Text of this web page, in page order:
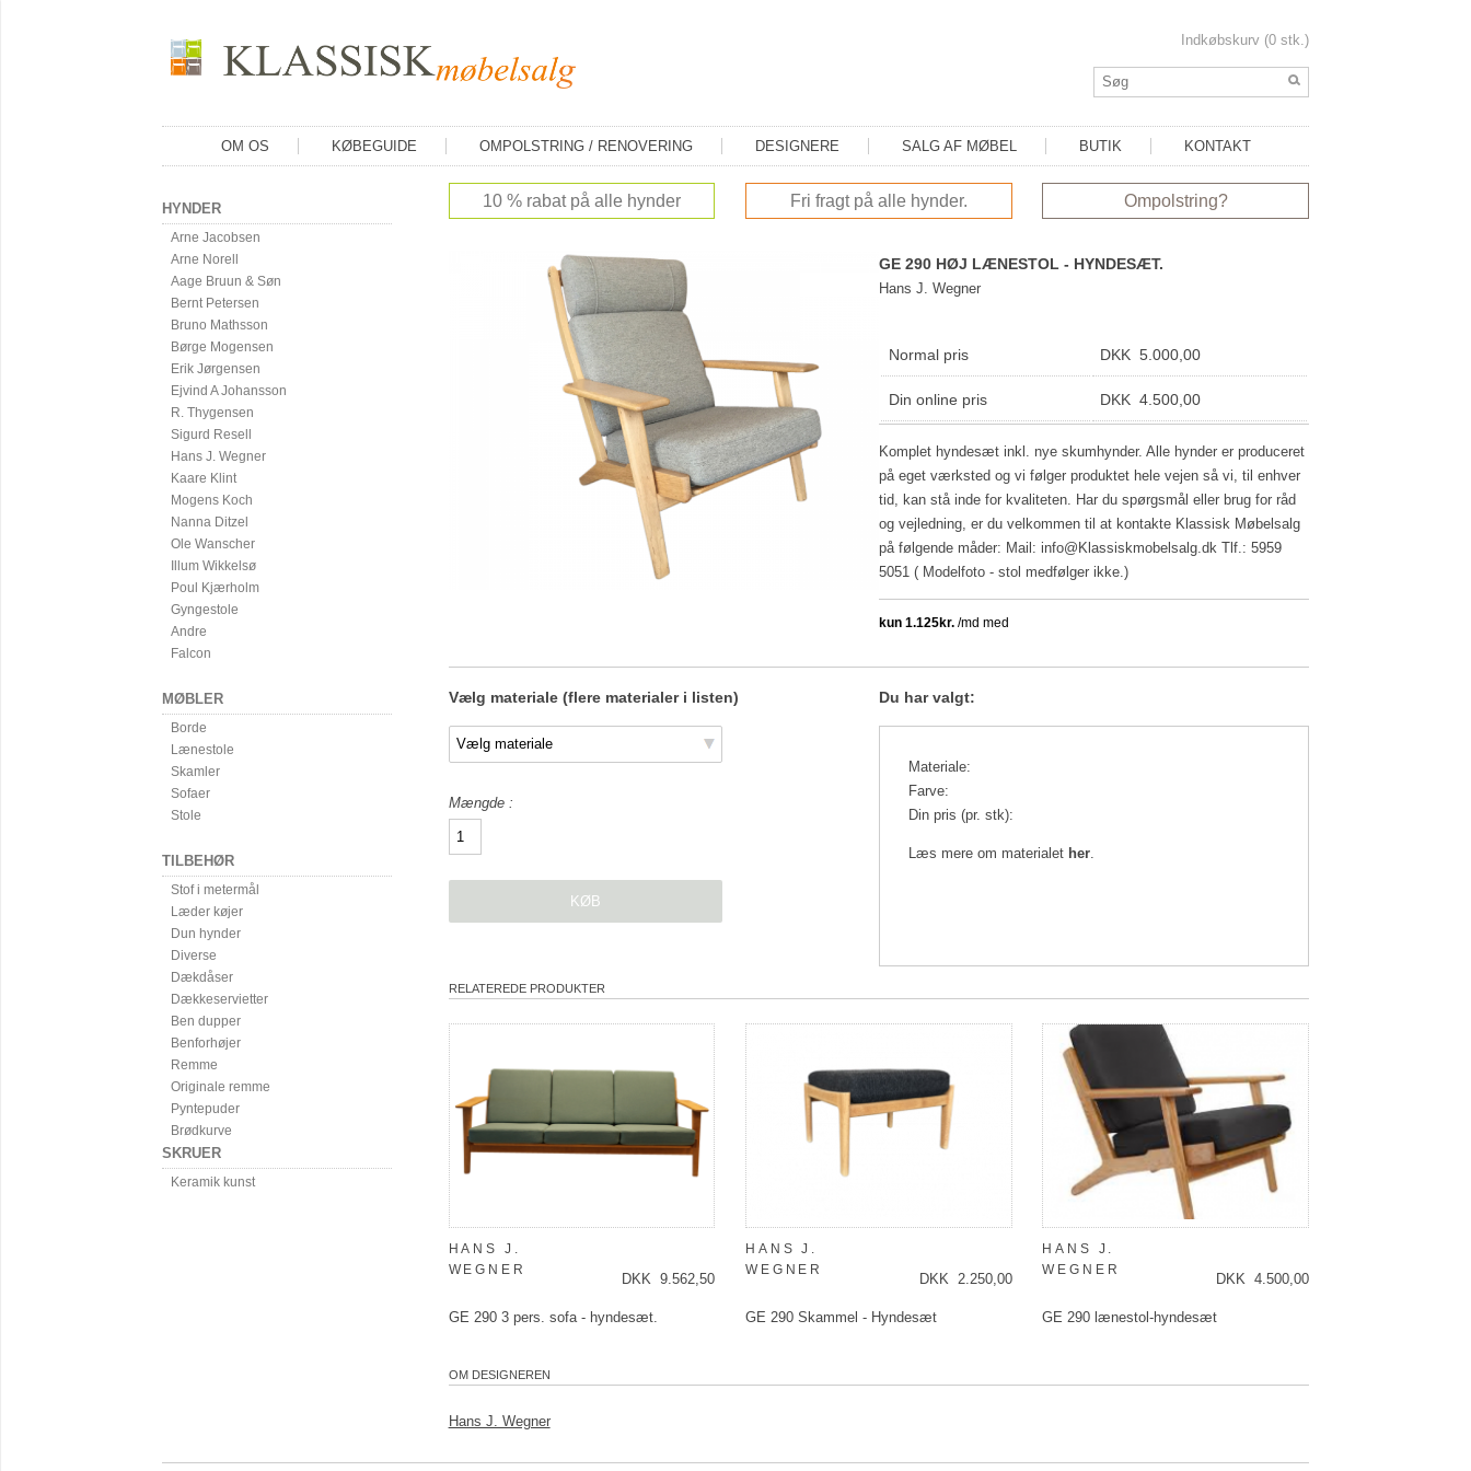
Indkøbskurv (0 stk.)
OM OS KØBEGUIDE OMPOLSTRING / RENOVERING DESIGNERE SALG AF MØBEL BUTIK KONTAKT
10 % rabat på alle hynder Fri fragt på alle hynder. Ompolstring?
GE 290 HØJ LÆNESTOL - HYNDESÆT.
Hans J. Wegner
Normal pris DKK 5.000,00
Din online pris DKK 4.500,00
Komplet hyndesæt inkl. nye skumhynder. Alle hynder er produceret
på eget værksted og vi følger produktet hele vejen så vi, til enhver
tid, kan stå inde for kvaliteten. Har du spørgsmål eller brug for råd
og vejledning, er du velkommen til at kontakte Klassisk Møbelsalg
på følgende måder: Mail: info@Klassiskmobelsalg.dkTlf.: 5959
5051 ( Modelfoto - stol medfølger ikke.)
Vælg materiale (flere materialer i listen)
Mængde
Du har valgt:
Materiale:
Farve:
Din pris (pr. stk):
Læs mere om materialet her.
RELATEREDE PRODUKTER
HANS J.
WEGNER
DKK 9.562,50
GE 290 3 pers. sofa - hyndesæt.
HANS J.
WEGNER
DKK 2.250,00
GE 290 Skammel - Hyndesæt
HANS J.
WEGNER
DKK 4.500,00
GE 290 lænestol-hyndesæt
OM DESIGNEREN
Hans J. Wegner
HYNDER
Arne Jacobsen
Arne Norell
Aage Bruun & Søn
Bernt Petersen
Bruno Mathsson
Børge Mogensen
Erik Jørgensen
Ejvind A Johansson
R. Thygensen
Sigurd Resell
Hans J. Wegner
Kaare Klint
Mogens Koch
Nanna Ditzel
Ole Wanscher
Illum Wikkelsø
Poul Kjærholm
Gyngestole
Andre
Falcon
MØBLER
Borde
Lænestole
Skamler
Sofaer
Stole
TILBEHØR
Stof i metermål
Læder køjer
Dun hynder
Diverse
Dækdåser
Dækkeservietter
Ben dupper
Benforhøjer
Remme
Originale remme
Pyntepuder
Brødkurve
SKRUER
Keramik kunst